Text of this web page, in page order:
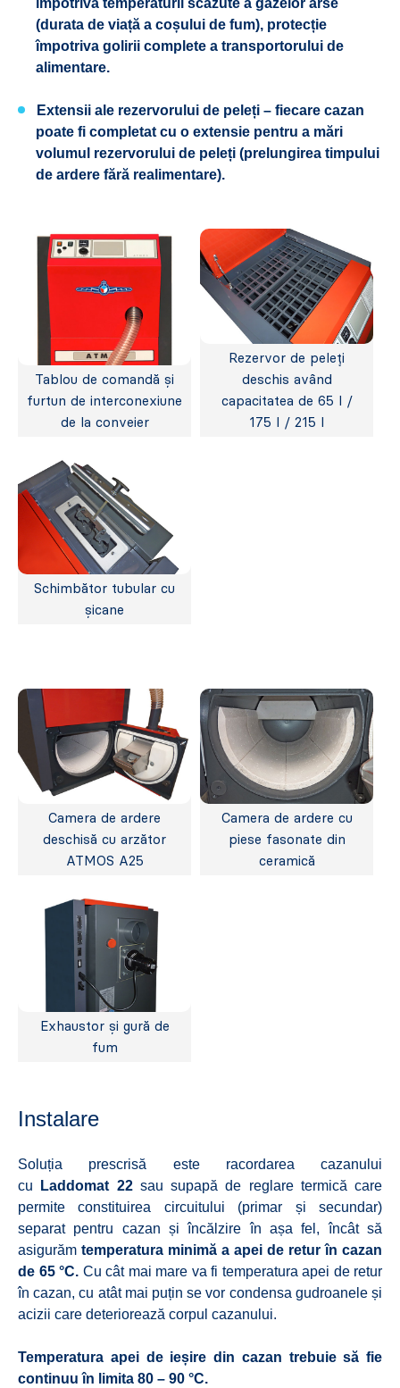
împotriva temperaturii scăzute a gazelor arse
(durata de viață a coșului de fum), protecție
împotriva golirii complete a transportorului de
alimentare.
Extensii ale rezervorului de peleți – fiecare cazan
poate fi completat cu o extensie pentru a mări
volumul rezervorului de peleți (prelungirea timpului
de ardere fără realimentare).
Tablou de comandă și
furtun de interconexiune
de la conveier
Rezervor de peleți
deschis având
capacitatea de 65 l /
175 l / 215 l
Schimbător tubular cu
șicane
Camera de ardere
deschisă cu arzător
ATMOS A25
Camera de ardere cu
piese fasonate din
ceramică
Exhaustor și gură de
fum
Instalare
Soluția prescrisă este racordarea cazanului
cu Laddomat 22sau supapă de reglare termică care
permite constituirea circuitului (primar și secundar)
separat pentru cazan și încălzire în așa fel, încât să
asigurăm temperatura minimă a apei de retur în cazan
de 65 °C. Cu cât mai mare va fi temperatura apei de retur
în cazan, cu atât mai puțin se vor condensa gudroanele și
acizii care deteriorează corpul cazanului.
Temperatura apei de ieșire din cazan trebuie să fie
continuu în limita 80 – 90 °C.